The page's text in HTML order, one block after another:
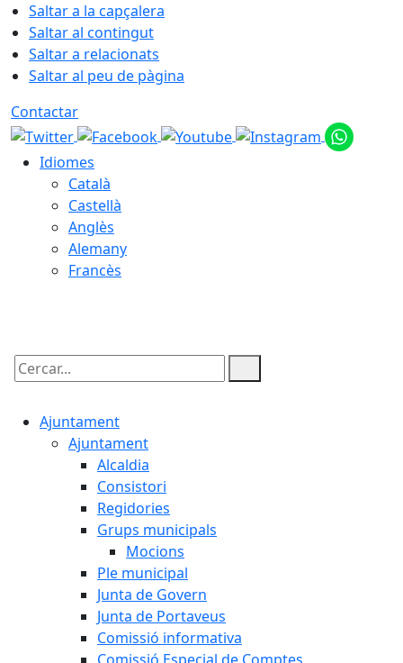
Saltar a la capçalera
Saltar al contingut
Saltar a relacionats
Saltar al peu de pàgina
Contactar
Idiomes
Català
Castellà
Anglès
Alemany
Francès
Cercar:
Ajuntament
Ajuntament
Alcaldia
Consistori
Regidories
Grups municipals
Mocions
Ple municipal
Junta de Govern
Junta de Portaveus
Comissió informativa